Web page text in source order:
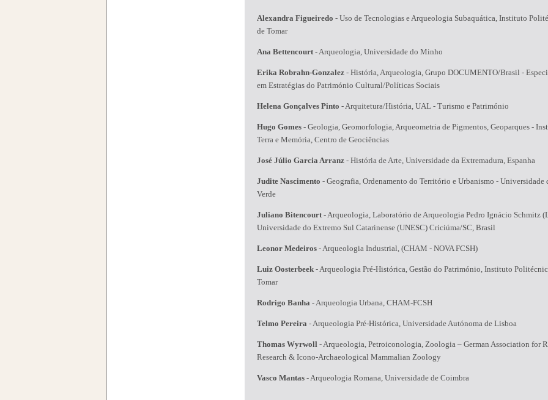
Alexandra Figueiredo - Uso de Tecnologias e Arqueologia Subaquática, Instituto
de Tomar
Ana Bettencourt - Arqueologia, Universidade do Minho
Erika Robrahn-Gonzalez - História, Arqueologia, Grupo DOCUMENTO/Brasil -
em Estratégias do Património Cultural/Políticas Sociais
Helena Gonçalves Pinto - Arquitetura/História, UAL - Turismo e Património
Hugo Gomes - Geologia, Geomorfologia, Arqueometria de Pigmentos, Geoparques -
Terra e Memória, Centro de Geociências
José Júlio Garcia Arranz - História de Arte, Universidade da Extremadura, Espanha
Judite Nascimento - Geografia, Ordenamento do Território e Urbanismo - Universidade
Verde
Juliano Bitencourt - Arqueologia, Laboratório de Arqueologia Pedro Ignácio Schmitz
Universidade do Extremo Sul Catarinense (UNESC) Criciúma/SC, Brasil
Leonor Medeiros - Arqueologia Industrial, (CHAM - NOVA FCSH)
Luiz Oosterbeek - Arqueologia Pré-Histórica, Gestão do Património, Instituto
Tomar
Rodrigo Banha - Arqueologia Urbana, CHAM-FCSH
Telmo Pereira - Arqueologia Pré-Histórica, Universidade Autónoma de Lisboa
Thomas Wyrwoll - Arqueologia, Petroiconologia, Zoologia – German Association for
Research & Icono-Archaeological Mammalian Zoology
Vasco Mantas - Arqueologia Romana, Universidade de Coimbra